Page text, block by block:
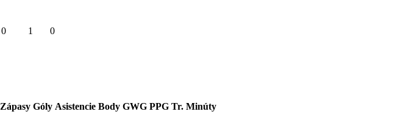
0 1 0
Zápasy Góly Asistencie Body GWG PPG Tr. Minúty